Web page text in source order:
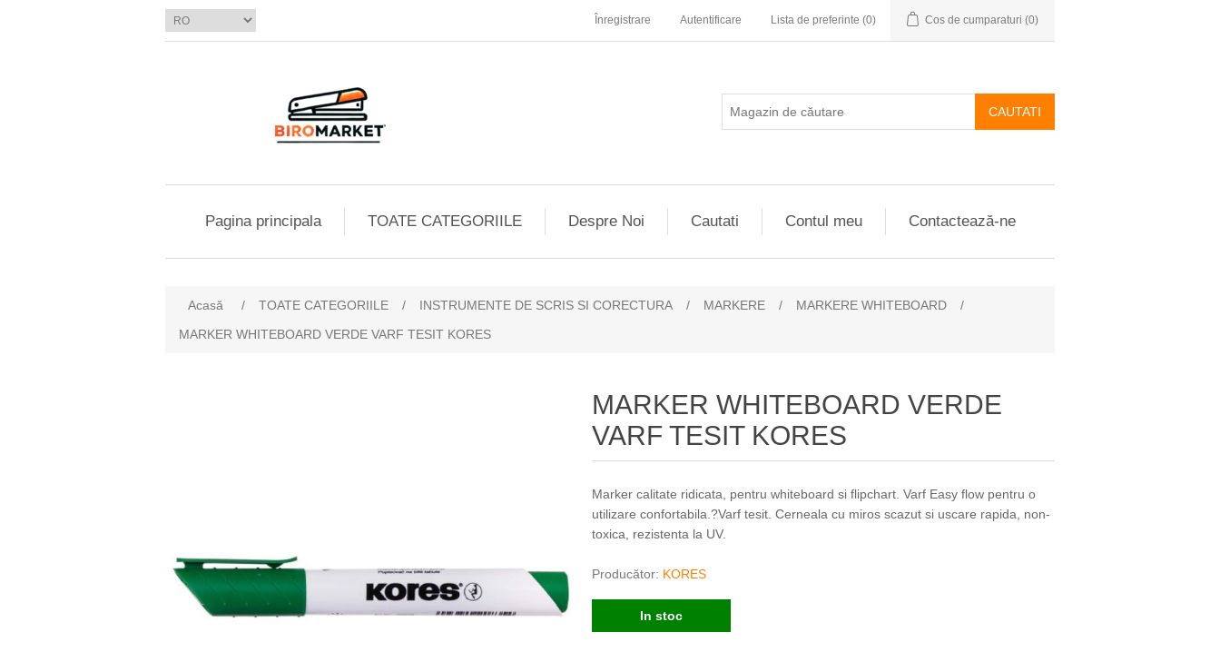
Înregistrare Autentificare Lista de preferinte (0) Cos de cumparaturi (0)
CAUTATI
Pagina principala TOATE CATEGORIILE Despre Noi Cautati Contul meu Contactează-ne
Acasă / TOATE CATEGORIILE / INSTRUMENTE DE SCRIS SI CORECTURA / MARKERE / MARKERE WHITEBOARD
/
MARKER WHITEBOARD VERDE VARF TESIT KORES
MARKER WHITEBOARD VERDE
VARF TESIT KORES
Marker calitate ridicata, pentru whiteboard si flipchart. Varf Easy flow pentru o
utilizare confortabila.?Varf tesit. Cerneala cu miros scazut si uscare rapida, non-
toxica, rezistenta la UV.
Producător: KORES
In stoc